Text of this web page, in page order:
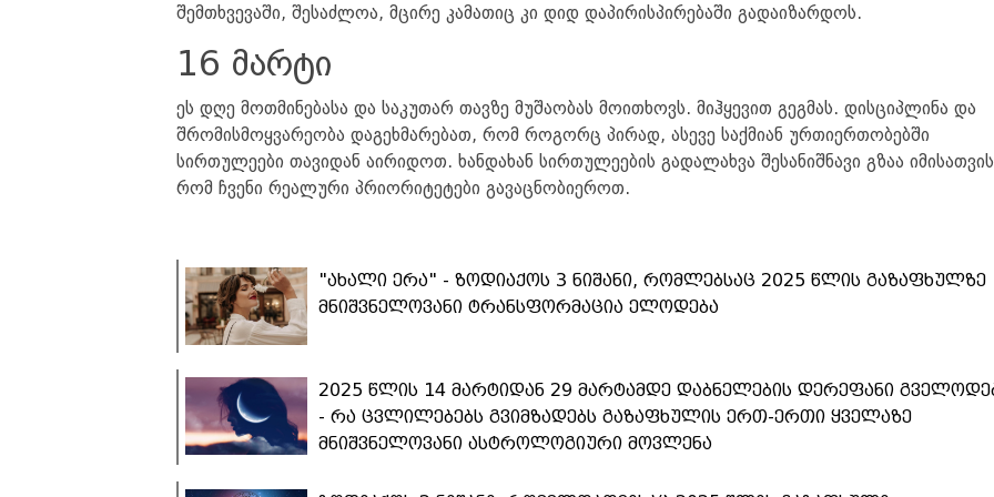
შემთხვევაში, შესაძლოა, მცირე კამათიც კი დიდ დაპირისპირებაში გადაიზარდოს.
16 მარტი
ეს დღე მოთმინებასა და საკუთარ თავზე მუშაობას მოითხოვს. მიჰყევით გეგმას. დისციპლინა და
შრომისმოყვარეობა დაგეხმარებათ, რომ როგორც პირად, ასევე საქმიან ურთიერთობებში
სირთულეები თავიდან აირიდოთ. ხანდახან სირთულეების გადალახვა შესანიშნავი გზაა
რომ ჩვენი რეალური პრიორიტეტები გავაცნობიეროთ.
"ახალი ერა" - ზოდიაქოს 3 ნიშანი, რომლებსაც 2025 წლის გაზაფხულზე
მნიშვნელოვანი ტრანსფორმაცია ელოდება
2025 წლის 14 მარტიდან 29 მარტამდე დაბნელების დერეფანი
- რა ცვლილებებს გვიმზადებს გაზაფხულის ერთ-ერთი ყველაზე
მნიშვნელოვანი ასტროლოგიური მოვლენა